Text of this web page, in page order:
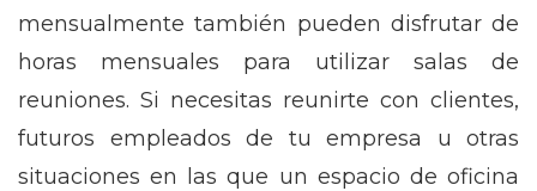
mensualmente también pueden disfrutar de
horas mensuales para utilizar salas de
reuniones. Si necesitas reunirte con clientes,
futuros empleados de tu empresa u otras
situaciones en las que un espacio de oficina